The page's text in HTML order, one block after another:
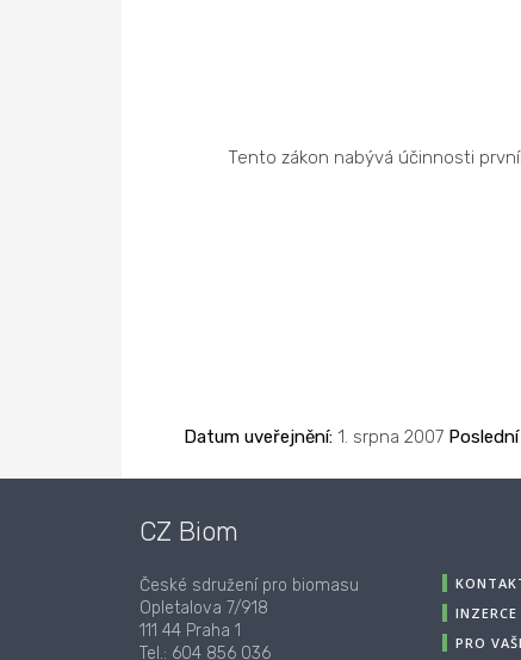
Tento zákon nabývá účinnosti
Datum uveřejnění:1. srpna 2007
CZ Biom
České sdružení pro biomasu
Opletalova 7/918
111 44 Praha 1
Tel.: 604 856 036
PRO